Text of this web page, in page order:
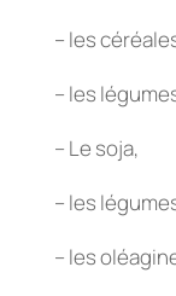
– les
– les
– Le soja,
– les
– les